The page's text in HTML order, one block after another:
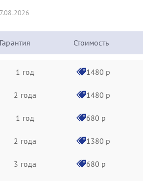
Гарантия Стоимость
1 год 1480 р
2 года 1480 р
1 год 680 р
2 года 1380 р
3 года 680 р